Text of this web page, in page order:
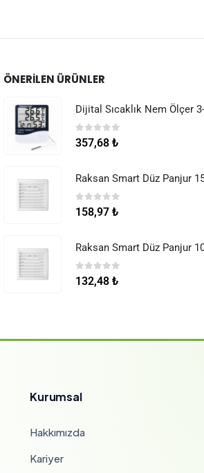
ÖNERILEN ÜRÜNLER
05 üzerinden
357,68 ₺
0 5 üzerinden
158,97 ₺
0 5 üzerinden
132,48 ₺
Kurumsal
Hakkımızda
Kariyer